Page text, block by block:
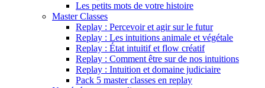
Les petits mots de votre histoire
Master Classes
Replay : Percevoir et agir sur le futur
Replay : Les intuitions animale et végétale
Replay : État intuitif et flow créatif
Replay : Comment être sur de nos intuitions
Replay : Intuition et domaine judiciaire
Pack 5 master classes en replay